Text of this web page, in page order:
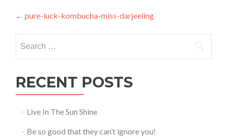
Post
navigation
← pure-luck-kombucha-miss-darjeeling
for:
RECENT POSTS
Live In The Sun Shine
Be so good that they can’t ignore you!